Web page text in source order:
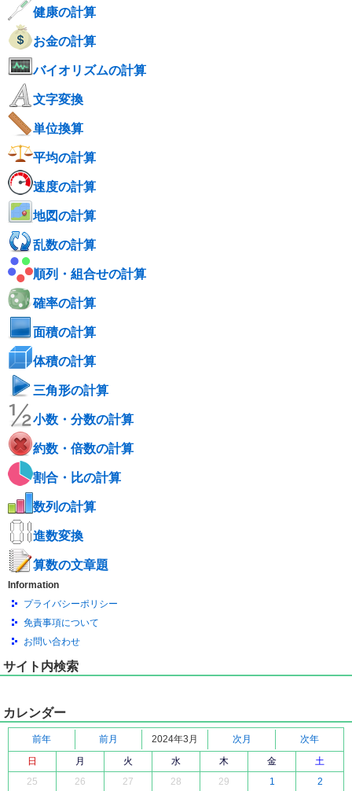
健康の計算
お金の計算
バイオリズムの計算
文字変換
単位換算
平均の計算
速度の計算
地図の計算
乱数の計算
順列・組合せの計算
確率の計算
面積の計算
体積の計算
三角形の計算
小数・分数の計算
約数・倍数の計算
割合・比の計算
数列の計算
進数変換
算数の文章題
Information
プライバシーポリシー
免責事項について
お問い合わせ
サイト内検索
カレンダー
前年 前月 2024年3月 次月
次年
日
月 火 水 木 金
土
25
26 27 28 29 1 2